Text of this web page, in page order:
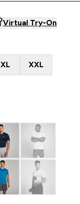
Virtual Try-On
XL XXL